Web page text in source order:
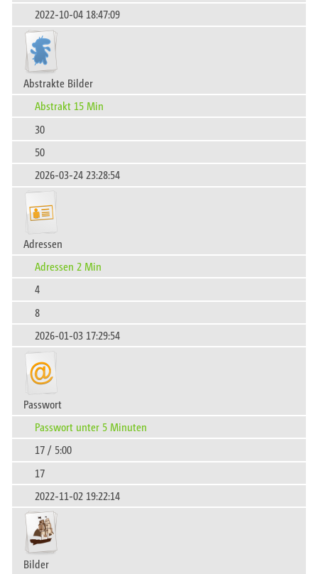
2022-10-04 18:47:09
Abstrakte Bilder
Abstrakt 15 Min
30
50
2026-03-24 23:28:54
Adressen
Adressen 2 Min
4
8
2026-01-03 17:29:54
Passwort
Passwort unter 5 Minuten
17 / 5:00
17
2022-11-02 19:22:14
Bilder